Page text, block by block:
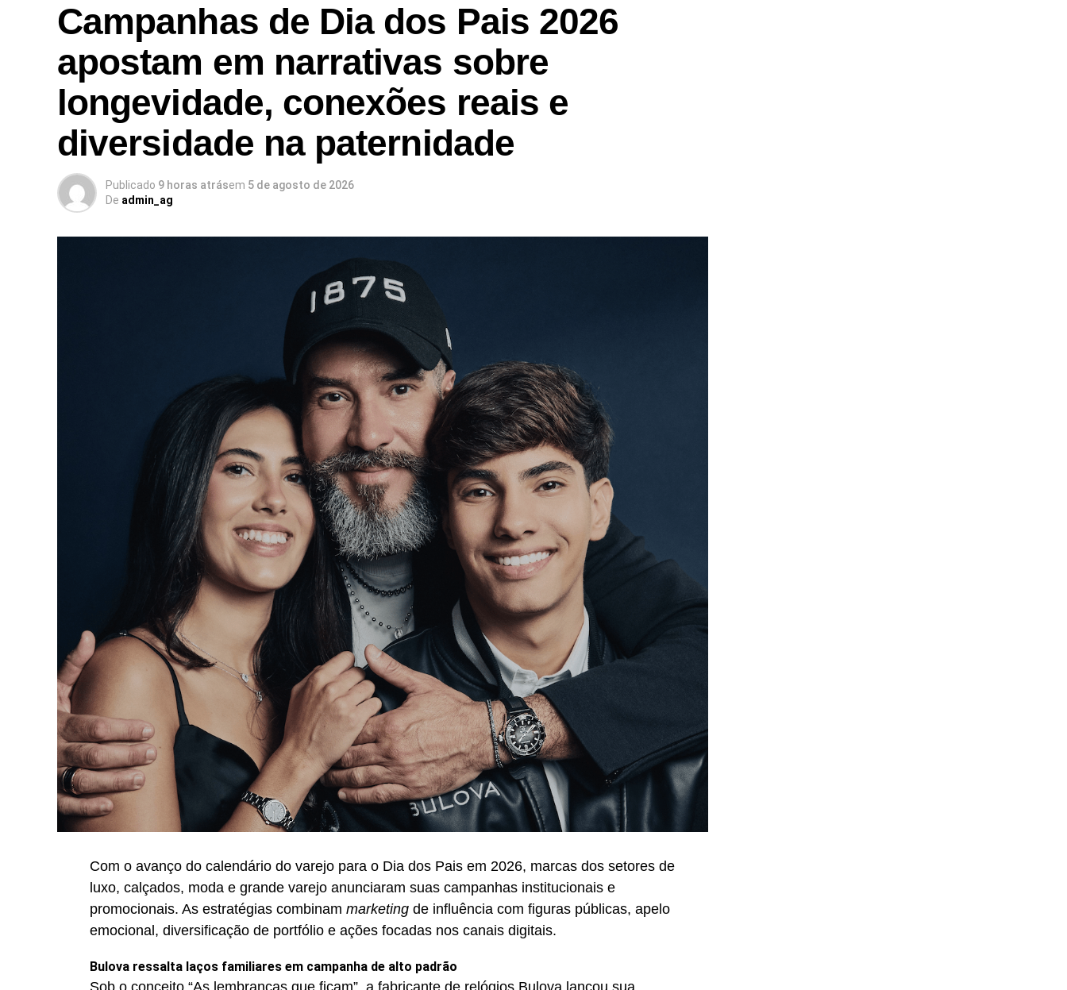
Campanhas de Dia dos Pais 2026
apostam em narrativas sobre
longevidade, conexões reais e
diversidade na paternidade
Publicado 9 horas atrásem 5 de agosto de 2026
De admin_ag
Com o avanço do calendário do varejo para o Dia dos Pais em 2026, marcas dos setores de
luxo, calçados, moda e grande varejo anunciaram suas campanhas institucionais e
promocionais. As estratégias combinam marketing de influência com figuras públicas, apelo
emocional, diversificação de portfólio e ações focadas nos canais digitais.
Bulova ressalta laços familiares em campanha de alto padrão